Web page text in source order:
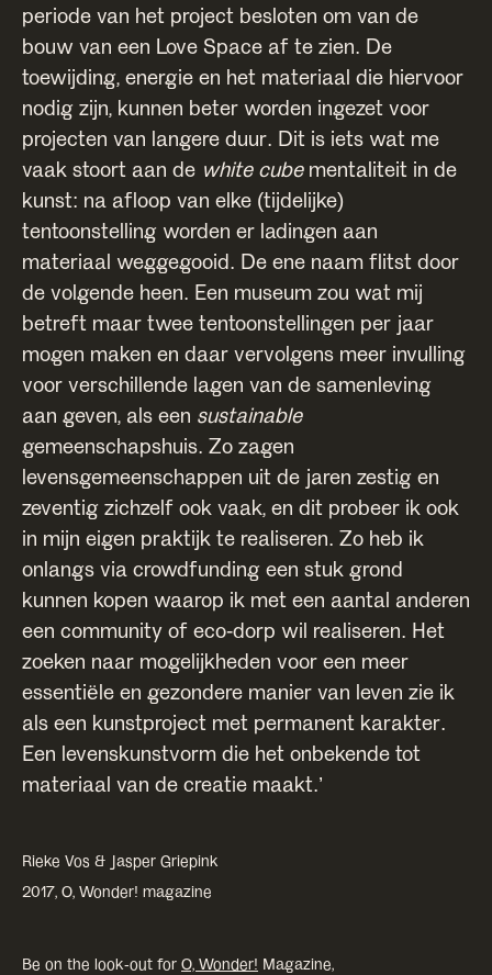
periode van het project besloten om van de
bouw van een Love Space af te zien. De
toewijding, energie en het materiaal die hiervoor
nodig zijn, kunnen beter worden ingezet voor
projecten van langere duur. Dit is iets wat me
vaak stoort aan de white cubementaliteit in de
kunst: na afloop van elke (tijdelijke)
tentoonstelling worden er ladingen aan
materiaal weggegooid. De ene naam flitst door
de volgende heen. Een museum zou wat mij
betreft maar twee tentoonstellingen per jaar
mogen maken en daar vervolgens meer invulling
voor verschillende lagen van de samenleving
aan geven, als een sustainable
gemeenschapshuis. Zo zagen
levensgemeenschappen uit de jaren zestig en
zeventig zichzelf ook vaak, en dit probeer ik ook
in mijn eigen praktijk te realiseren. Zo heb ik
onlangs via crowdfunding een stuk grond
kunnen kopen waarop ik met een aantal anderen
een community of eco-dorp wil realiseren. Het
zoeken naar mogelijkheden voor een meer
essentiële en gezondere manier van leven zie ik
als een kunstproject met permanent karakter.
Een levenskunstvorm die het onbekende tot
materiaal van de creatie maakt.’
Rieke Vos & Jasper Griepink
2017, O, Wonder! magazine
Be on the look-out for O, Wonder! Magazine,